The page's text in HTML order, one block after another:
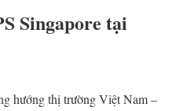
Singapore tại
hướng thị trường Việt Nam –